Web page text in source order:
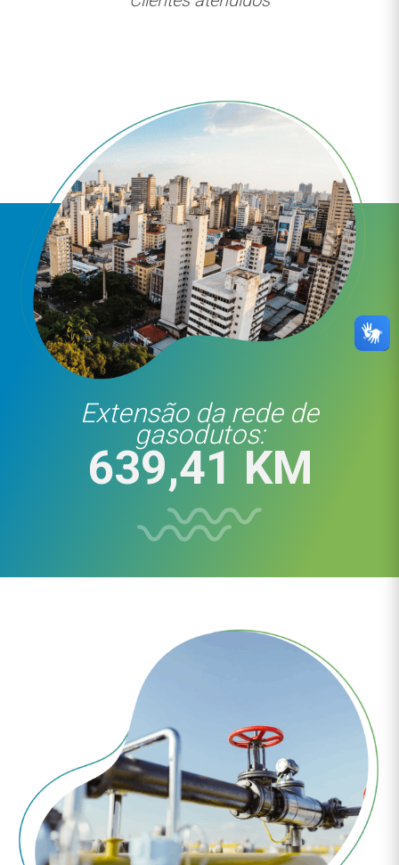
Extensão da rede de
gasodutos:
639,41 KM